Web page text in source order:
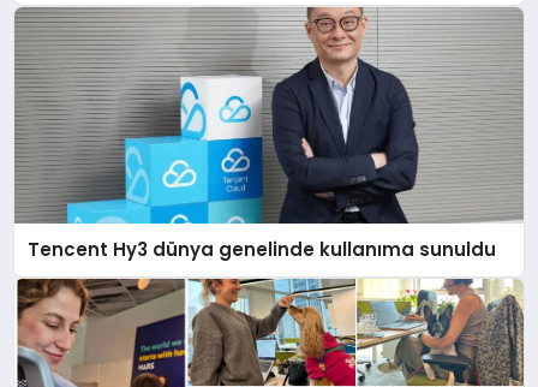
Tencent Hy3 dünya genelinde kullanıma sunuldu